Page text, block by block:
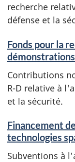
recherche
défense et la
Fonds pour la
Contributions
R-D relative à
et la sécurité.
Financement
technologies
Subventions à